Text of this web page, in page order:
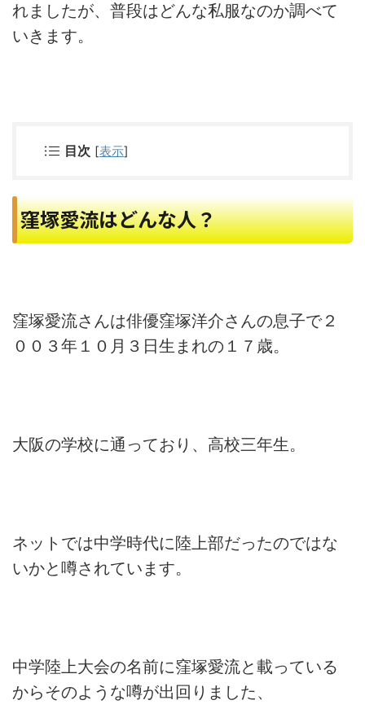
れましたが、普段はどんな私服なのか調べて
いきます。
目次 [表示]
窪塚愛流はどんな人？
窪塚愛流さんは俳優窪塚洋介さんの息子で２
００３年１０月３日生まれの１７歳。
大阪の学校に通っており、高校三年生。
ネットでは中学時代に陸上部だったのではな
いかと噂されています。
中学陸上大会の名前に窪塚愛流と載っている
からそのような噂が出回りました、